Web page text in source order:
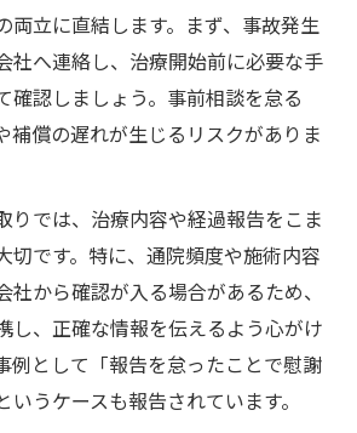
両立に直結します。まず、事故発生
社へ連絡し、治療開始前に必要な手
確認しましょう。事前相談を怠る
補償の遅れが生じるリスクがありま
りでは、治療内容や経過報告をこま
切です。特に、通院頻度や施術内容
社から確認が入る場合があるため、
し、正確な情報を伝えるよう心がけ
例として「報告を怠ったことで慰謝
うケースも報告されています。